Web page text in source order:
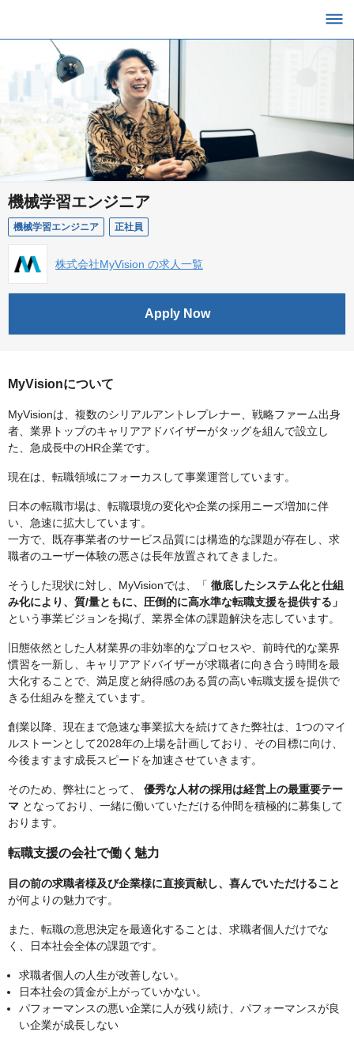
機械学習エンジニア
機械学習エンジニア 正社員
株式会社MyVision の求人一覧
Apply Now
MyVisionについて
MyVisionは、複数のシリアルアントレプレナー、戦略ファーム出身
者、業界トップのキャリアアドバイザーがタッグを組んで設立し
た、急成長中のHR企業です。
現在は、転職領域にフォーカスして事業運営しています。
日本の転職市場は、転職環境の変化や企業の採用ニーズ増加に伴
い、急速に拡大しています。
一方で、既存事業者のサービス品質には構造的な課題が存在し、求
職者のユーザー体験の悪さは長年放置されてきました。
そうした現状に対し、MyVisionでは、「 徹底したシステム化と仕組
み化により、質/量ともに、圧倒的に高水準な転職支援を提供する」
という事業ビジョンを掲げ、業界全体の課題解決を志しています。
旧態依然とした人材業界の非効率的なプロセスや、前時代的な業界
慣習を一新し、キャリアアドバイザーが求職者に向き合う時間を最
大化することで、満足度と納得感のある質の高い転職支援を提供で
きる仕組みを整えています。
創業以降、現在まで急速な事業拡大を続けてきた弊社は、1つのマイ
ルストーンとして2028年の上場を計画しており、その目標に向け、
今後ますます成長スピードを加速させていきます。
そのため、弊社にとって、 優秀な人材の採用は経営上の最重要テー
マ となっており、一緒に働いていただける仲間を積極的に募集して
おります。
転職支援の会社で働く魅力
目の前の求職者様及び企業様に直接貢献し、喜んでいただけること
が何よりの魅力です。
また、転職の意思決定を最適化することは、求職者個人だけでな
く、日本社会全体の課題です。
求職者個人の人生が改善しない。
日本社会の賃金が上がっていかない。
パフォーマンスの悪い企業に人が残り続け、パフォーマンスが良
い企業が成長しない